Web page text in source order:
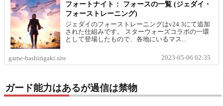
フォートナイト： フォースの一覧 (ジェダイ・
フォーストレーニング)
ジェダイのフォーストレーニングはv24.3にて追加
された仕組みです。 スターウォーズコラボの一環
として登場したもので、各地にいるマス...
game-hashirigaki.site 2023-05-06 02:35
ガード能力はあるが過信は禁物